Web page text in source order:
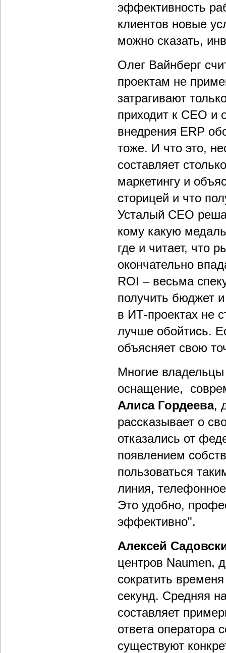
эффективность
клиентов новые
можно сказать,
Олег Вайнберг
проектам не
затрагивают
приходит к CEO и
внедрения ERP
тоже. И что это,
составляет
маркетингу и
сторицей и что
Усталый CEO
кому какую
где и читает, что
окончательно
ROI – весьма
получить бюджет и
в ИТ-проектах не
лучше обойтись.
объясняет свою
Многие владельцы
оснащение,
Алиса Гордеева,
рассказывает о
отказались от
появлением
пользоваться
линия,
Это удобно,
эффективно".
Алексей
центров Naumen,
сократить
секунд. Средняя
составляет
ответа оператора
существуют